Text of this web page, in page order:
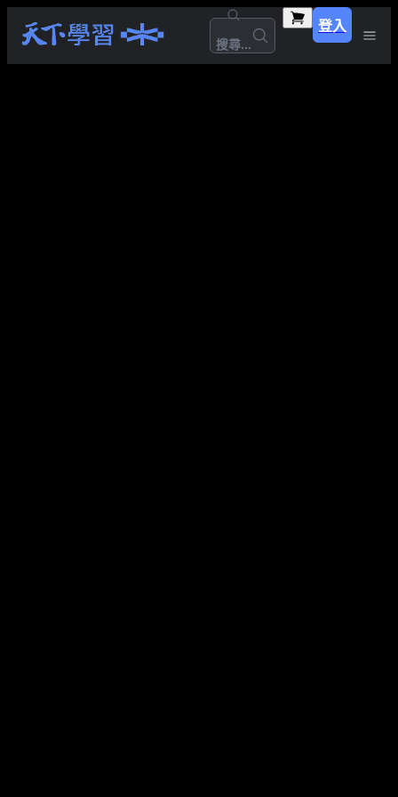
搜尋...
登入